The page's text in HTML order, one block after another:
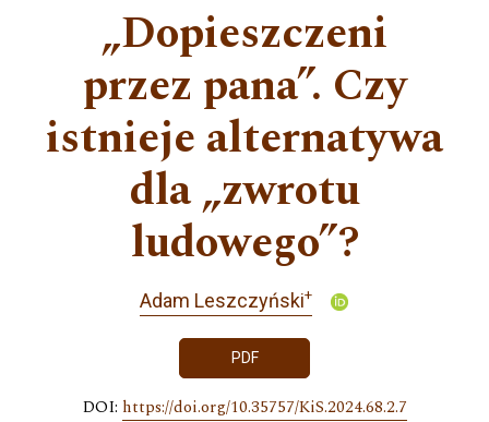
„Dopieszczeni
przez pana”. Czy
istnieje alternatywa
dla „zwrotu
ludowego”?
Adam Leszczyński+
PDF
DOI: https://doi.org/10.35757/KiS.2024.68.2.7